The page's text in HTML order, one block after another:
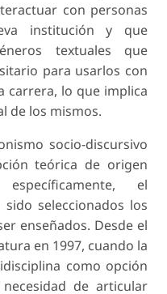
con personas
institución y que
textuales que
para usarlos con
carrera, lo que implica
de los mismos.
socio-discursivo
teórica de origen
el
seleccionados los
enseñados. Desde el
en 1997, cuando la
como opción
de articular